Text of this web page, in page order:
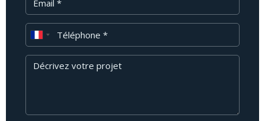
Téléphone
Message